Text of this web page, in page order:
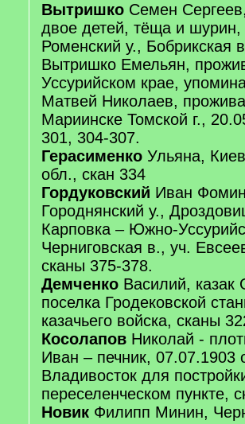
Вытришко Семен
двое детей, тёща и шурин,
Роменский у., Бобрикская
Вытришко Емельян,
Уссурийском крае,
Матвей Николаев,
Мариинске Томской г.,
301, 304-307.
Герасименко Ульяна,
обл., скан 334
Гордуковский Иван
Городнянский у.,
Карповка – Южно-
Черниговская в., уч.
сканы 375-378.
Демченко Василий, казак
поселка Гродековской
казачьего войска, сканы
Косолапов Николай -
Иван – печник, 07.07.1903
Владивосток для
переселенческом пункте,
Новик Филипп Минин,